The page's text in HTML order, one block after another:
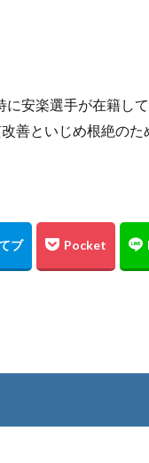
安楽選手が在籍し
善といじめ根絶の